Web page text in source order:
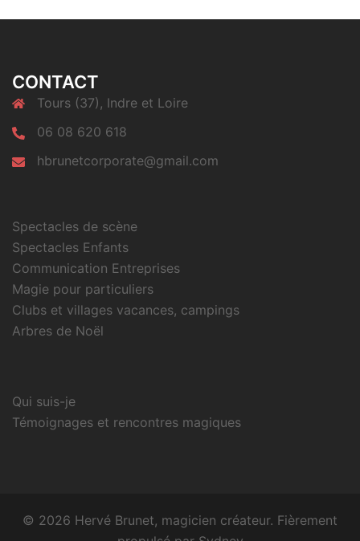
CONTACT
Tours (37), Indre et Loire
06 08 620 618
hbrunetcorporate@gmail.com
Spectacles de scène
Spectacles Enfants
Communication Entreprises
Magie pour particuliers
Clubs et villages vacances, campings
Arbres de Noël
Qui suis-je
Témoignages et rencontres magiques
© 2026 Hervé Brunet, magicien créateur. Fièrement